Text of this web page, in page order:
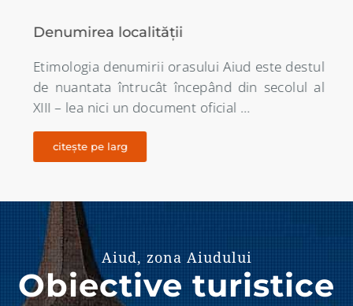
Denumirea localității
Etimologia denumirii orasului Aiud este destul
de nuantata întrucât începând din secolul al
XIII – lea nici un document oficial …
citește pe larg
Aiud, zona Aiudului
Obiective turistice